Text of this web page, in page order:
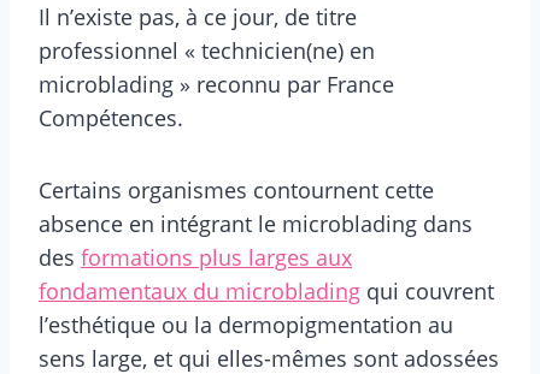
Il n’existe pas, à ce jour, de titre
professionnel « technicien(ne) en
microblading » reconnu par France
Compétences.
Certains organismes contournent cette
absence en intégrant le microblading dans
des formations plus larges aux
fondamentaux du microblading qui couvrent
l’esthétique ou la dermopigmentation au
sens large, et qui elles-mêmes sont adossées